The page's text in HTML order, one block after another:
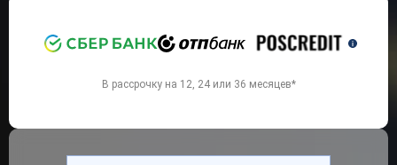
В рассрочку на 12, 24 или 36 месяцев*